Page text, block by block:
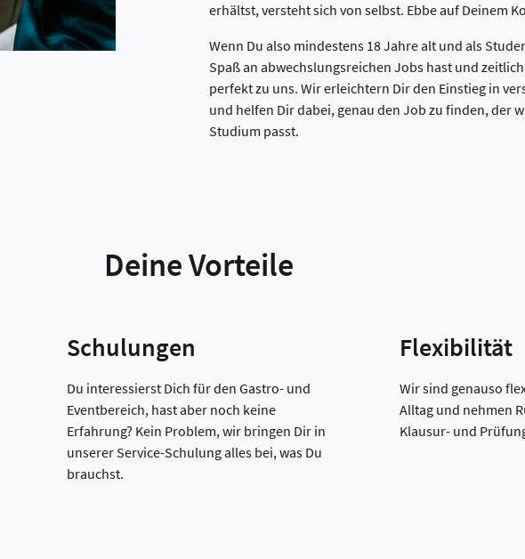
erhältst, versteht sich von selbst. Ebbe auf Deinem
Wenn Du also mindestens 18 Jahre alt und als
Spaß an abwechslungsreichen Jobs hast und
perfekt zu uns. Wir erleichtern Dir den Einstieg in
und helfen Dir dabei, genau den Job zu finden, der
Studium passt.
Deine Vorteile
Schulungen
Du interessierst Dich für den Gastro- und
Eventbereich, hast aber noch keine
Erfahrung? Kein Problem, wir bringen Dir in
unserer Service-Schulung alles bei, was Du
brauchst.
Flexibilität
Wir sind genauso
Alltag und nehmen
Klausur- und